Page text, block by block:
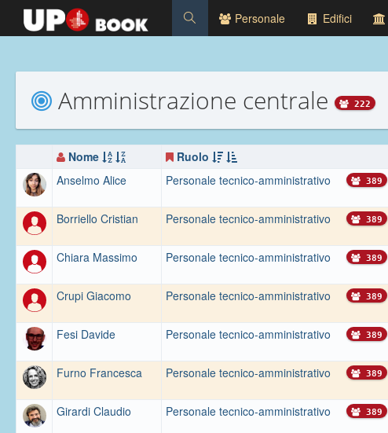
Personale Edifici
Amministrazione centrale 222
Nome Ruolo
Anselmo Alice
Personale tecnico-amministrativo 389
Borriello Cristian
Personale tecnico-amministrativo 389
Chiara Massimo
Personale tecnico-amministrativo 389
Crupi Giacomo
Personale tecnico-amministrativo 389
Fesi Davide
Personale tecnico-amministrativo 389
Furno Francesca
Personale tecnico-amministrativo 389
Girardi Claudio
Personale tecnico-amministrativo 389